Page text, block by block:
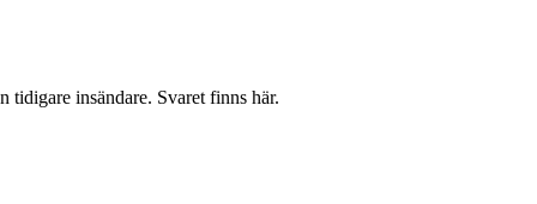
tidigare insändare. Svaret finns här.